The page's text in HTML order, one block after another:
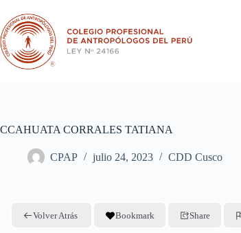
contenido
CCAHUATA CORRALES TATIANA
CPAP julio 24, 2023 CDD Cusco
Volver Atrás Bookmark Share